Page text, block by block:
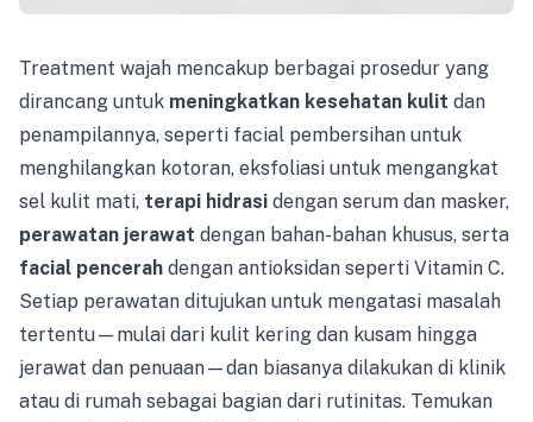
Treatment wajah mencakup berbagai prosedur yang
dirancang untuk meningkatkan kesehatan kulit dan
penampilannya, seperti facial pembersihan untuk
menghilangkan kotoran, eksfoliasi untuk mengangkat
sel kulit mati, terapi hidrasi dengan serum dan masker,
perawatan jerawat dengan bahan-bahan khusus, serta
facial pencerah dengan antioksidan seperti Vitamin C.
Setiap perawatan ditujukan untuk mengatasi masalah
tertentu—mulai dari kulit kering dan kusam hingga
jerawat dan penuaan—dan biasanya dilakukan di klinik
atau di rumah sebagai bagian dari rutinitas. Temukan